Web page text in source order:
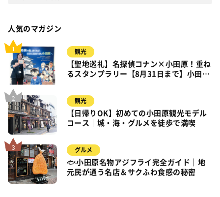
人気のマガジン
観光
【聖地巡礼】名探偵コナン×小田原！重ね
るスタンプラリー【8月31日まで】小田
観光
【日帰りOK】初めての小田原観光モデル
コース｜城・海・グルメを徒歩で満喫
グルメ
🐟小田原名物アジフライ完全ガイド｜地
元民が通う名店＆サクふわ食感の秘密